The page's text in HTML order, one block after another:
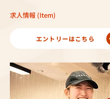
求人情報 (Item)
エントリーはこちら